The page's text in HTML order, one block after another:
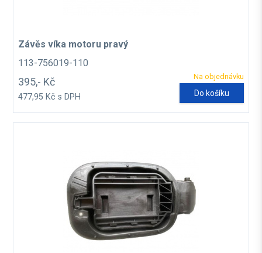
Závěs víka motoru pravý
113-756019-110
Na objednávku
395,- Kč
477,95 Kč s DPH Do košíku